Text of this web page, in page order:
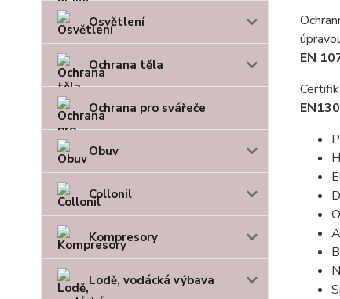
Osvětlení
Ochrana těla
Ochrana pro svářeče
Obuv
Collonil
Kompresory
Lodě, vodácká výbava
EN